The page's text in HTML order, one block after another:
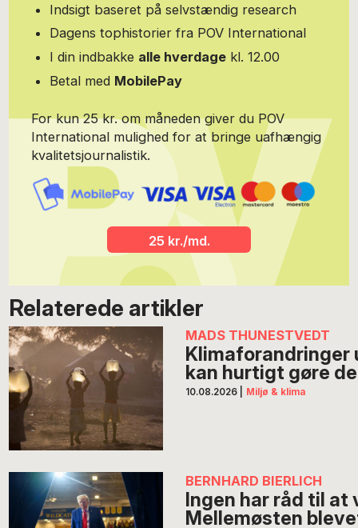
Indsigt baseret på selvstændig research
Dagens tophistorier fra POV International
I din indbakke alle hverdage kl. 12.00
Betal med MobilePay
For kun 25 kr. om måneden giver du POV
International mulighed for at bringe uafhængig
kvalitetsjournalistik.
25 kr./md.
Relaterede artikler
MADS THUNESTVEDT
Klimaforandringer
kan hurtigt gøre
10.08.2026 Miljø & klima
BERNHARD BIERLICH
Ingen har råd til at
Mellemøsten